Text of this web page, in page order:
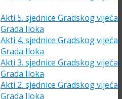
Akti 5. sjednice Gradskog vijeća
Grada Iloka
Akti 4. sjednice Gradskog vijeća
Grada Iloka
Akti 3. sjednice Gradskog vijeća
Grada Iloka
Akti 2. sjednice Gradskog vijeća
Grada Iloka